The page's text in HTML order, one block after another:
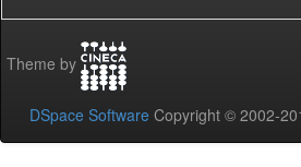
Theme by
DSpace Software Copyright © 2002-